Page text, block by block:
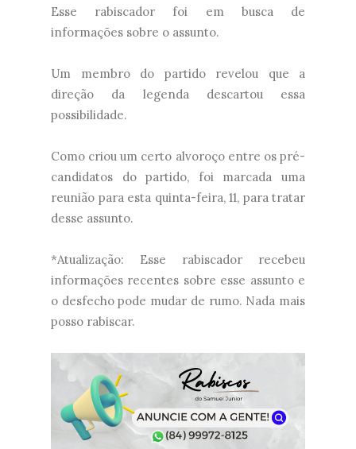
Esse rabiscador foi em busca de
informações sobre o assunto.
Um membro do partido revelou que a
direção da legenda descartou essa
possibilidade.
Como criou um certo alvoroço entre os pré-
candidatos do partido, foi marcada uma
reunião para esta quinta-feira, 11, para tratar
desse assunto.
*Atualização: Esse rabiscador recebeu
informações recentes sobre esse assunto e
o desfecho pode mudar de rumo. Nada mais
posso rabiscar.